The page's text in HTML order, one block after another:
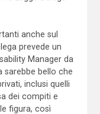
anche sul
prevede un
Manager da
sarebbe bello che
inclusi quelli
dei compiti e
figura, così